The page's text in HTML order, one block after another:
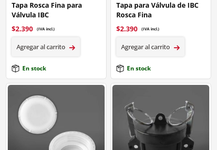
Tapa Rosca Fina para
Válvula IBC
$2.390 (IVA incl.)
Agregar al carrito
En stock
Tapa para Válvula de IBC
Rosca Fina
$2.390 (IVA incl.)
Agregar al carrito
En stock